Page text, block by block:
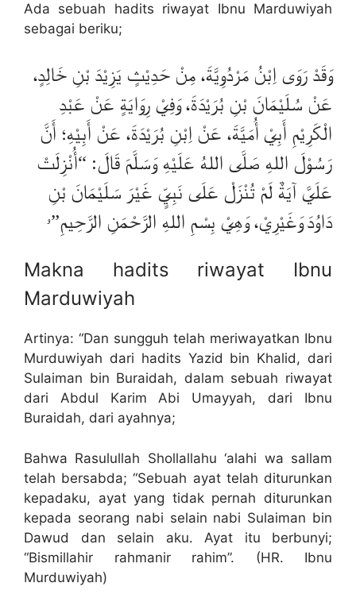
Ada sebuah hadits riwayat Ibnu Marduwiyah
sebagai beriku;
وَقَدْ رَوَى اِبْنُ مَرْدُوِيَّةَ، مِنْ حَدِيْثٍ يَزِيْدَ بْنِ خَالِدٍ،
عَنْ سُلَيْمَانَ بْنِ بُرَيْدَةَ، وَفِيْ رِوَايَةٍ عَنْ عَبْدِ
الْكَرِيْمِ أَبِيْ أُمَيَّةَ، عَنْ اِبْنِ بُرَيْدَةَ، عَنْ أَبِيْهِ؛ أَنَّ
رَسُوْلَ اللهِ صَلَّى اللهُ عَلَيْهِ وَسَلَّمَ قَالَ: “أُنْزِلَتْ
عَلَيَّ آيَةٌ لَمْ تُنْزَلْ عَلَى نَبِيٍّ غَيْرَ سَلَيْمَانَ بْنِ
دَاوُدَ وَغَيْرِيْ، وَهِيْ بِسْمِ اللهِ الرَّحْمَنِ الرَّحِيمِ”ۥ
Makna hadits riwayat Ibnu
Marduwiyah
Artinya: “Dan sungguh telah meriwayatkan Ibnu
Murduwiyah dari hadits Yazid bin Khalid, dari
Sulaiman bin Buraidah, dalam sebuah riwayat
dari Abdul Karim Abi Umayyah, dari Ibnu
Buraidah, dari ayahnya;
Bahwa Rasulullah Shollallahu ‘alahi wa sallam
telah bersabda; “Sebuah ayat telah diturunkan
kepadaku, ayat yang tidak pernah diturunkan
kepada seorang nabi selain nabi Sulaiman bin
Dawud dan selain aku. Ayat itu berbunyi;
“Bismillahir rahmanir rahim”. (HR. Ibnu
Murduwiyah)